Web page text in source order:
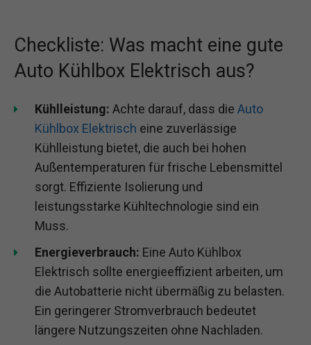
Checkliste: Was macht eine gute
Auto Kühlbox Elektrisch aus?
Kühlleistung: Achte darauf, dass die Auto
Kühlbox Elektrisch eine zuverlässige
Kühlleistung bietet, die auch bei hohen
Außentemperaturen für frische Lebensmittel
sorgt. Effiziente Isolierung und
leistungsstarke Kühltechnologie sind ein
Muss.
Energieverbrauch: Eine Auto Kühlbox
Elektrisch sollte energieeffizient arbeiten, um
die Autobatterie nicht übermäßig zu belasten.
Ein geringerer Stromverbrauch bedeutet
längere Nutzungszeiten ohne Nachladen.